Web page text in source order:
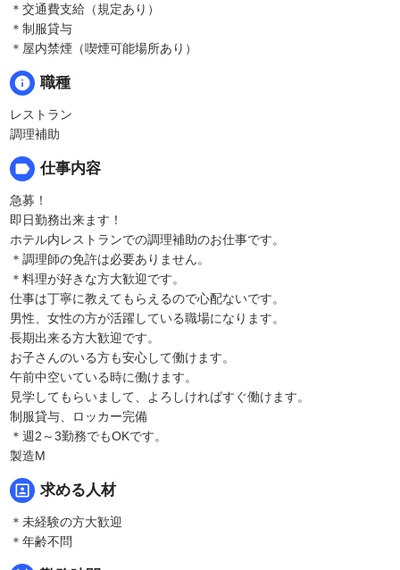
＊交通費支給（規定あり）
＊制服貸与
＊屋内禁煙（喫煙可能場所あり）
info 職種
レストラン
調理補助
label 仕事内容
急募！
即日勤務出来ます！
ホテル内レストランでの調理補助のお仕事です。
＊調理師の免許は必要ありません。
＊料理が好きな方大歓迎です。
仕事は丁寧に教えてもらえるので心配ないです。
男性、女性の方が活躍している職場になります。
長期出来る方大歓迎です。
お子さんのいる方も安心して働けます。
午前中空いている時に働けます。
見学してもらいまして、よろしければすぐ働けます。
制服貸与、ロッカー完備
＊週2～3勤務でもOKです。
製造M
portrait 求める人材
＊未経験の方大歓迎
＊年齢不問